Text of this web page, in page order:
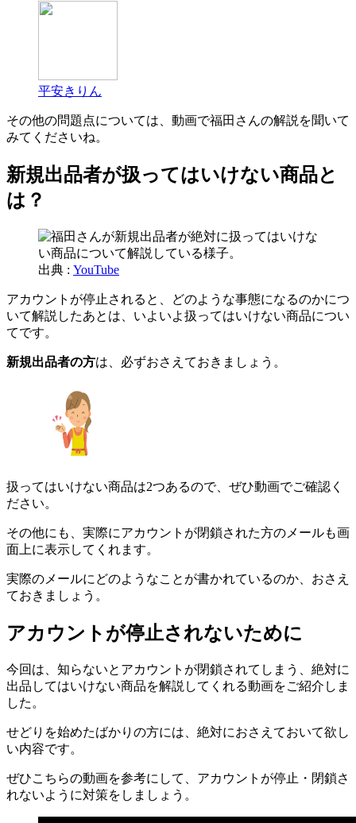
平安きりん
その他の問題点については、動画で福田さんの解説を聞いて
みてくださいね。
新規出品者が扱ってはいけない商品と
は？
出典 : YouTube
アカウントが停止されると、どのような事態になるのかにつ
いて解説したあとは、いよいよ扱ってはいけない商品につい
てです。
新規出品者の方は、必ずおさえておきましょう。
扱ってはいけない商品は2つあるので、ぜひ動画でご確認く
ださい。
その他にも、実際にアカウントが閉鎖された方のメールも画
面上に表示してくれます。
実際のメールにどのようなことが書かれているのか、おさえ
ておきましょう。
アカウントが停止されないために
今回は、知らないとアカウントが閉鎖されてしまう、絶対に
出品してはいけない商品を解説してくれる動画をご紹介しま
した。
せどりを始めたばかりの方には、絶対におさえておいて欲し
い内容です。
ぜひこちらの動画を参考にして、アカウントが停止・閉鎖さ
れないように対策をしましょう。